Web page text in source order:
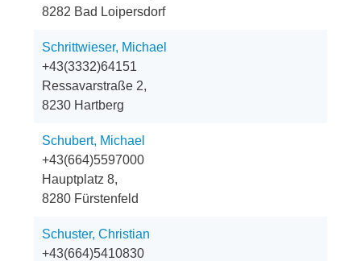
8282 Bad Loipersdorf
Schrittwieser, Michael
+43(3332)64151
Ressavarstraße 2,
8230 Hartberg
Schubert, Michael
+43(664)5597000
Hauptplatz 8,
8280 Fürstenfeld
Schuster, Christian
+43(664)5410830